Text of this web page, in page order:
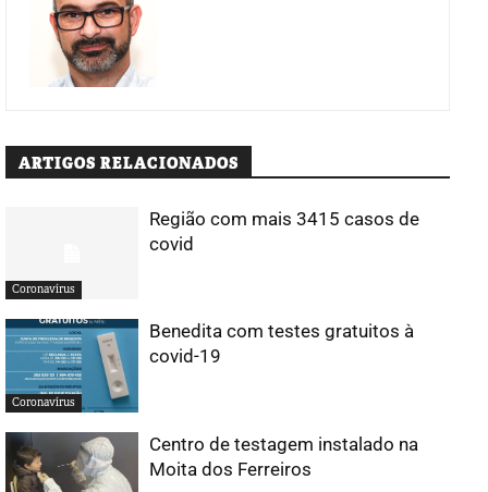
ARTIGOS RELACIONADOS
Coronavírus
Região com mais 3415 casos de
covid
Coronavírus
Benedita com testes gratuitos à
covid-19
Centro de testagem instalado na
Moita dos Ferreiros